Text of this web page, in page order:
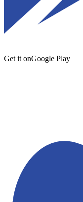
Get it onGoogle Play